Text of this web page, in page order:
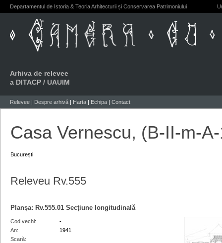
Departamentul de Istoria & Teoria Arhitecturii și Conservarea Patrimoniului
Arhiva de relevee
a DITACP / UAUIM
Relevee | Despre arhivă | Harta | Echipa | Contact
Casa Vernescu, (B-II-m-
București
Releveu Rv.555
Planșa: Rv.555.01 Secțiune longitudinală
Cod vechi
-
An
1941
Scară